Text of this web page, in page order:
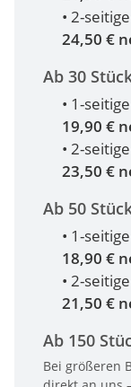
• 2-
24,50 €
Ab 30
• 1-
19,90 €
• 2-
23,50 €
Ab 50
• 1-
18,90 €
• 2-
21,50 €
Ab 150
Bei größeren